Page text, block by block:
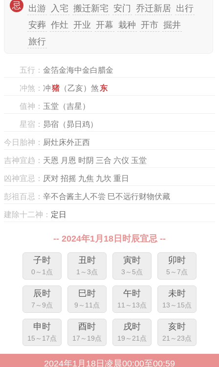
忌 出游 入宅 搬迁新宅 安门 乔迁新居 出行
安葬 作灶 开业 开幕 栽种 开市 掘井
旅行
五行： 金箔金海中金白腊金
冲煞： 冲猪（乙亥）煞 东
值神： 玉堂（吉星）
星宿： 昴宿（昴日鸡）
今日胎神： 厨灶床外正西
吉神宜趋： 天恩 月恩 时阴 三合 六仪 玉堂
凶神宜忌： 厌对 招摇 九焦 九坎 重日
彭祖百忌： 辛不合酱主人不尝 巳不远行财物伏藏
建除十二神： 定日
-- 2024年1月18日时辰宜忌 --
子时
0～1点
丑时
1～3点
寅时
3～5点
卯时
5～7点
辰时
7～9点
巳时
9～11点
午时
11～13点
未时
13～15点
申时
15～17点
酉时
17～19点
戌时
19～21点
亥时
21～23点
2024年1月18日凌晨00:00至00:59